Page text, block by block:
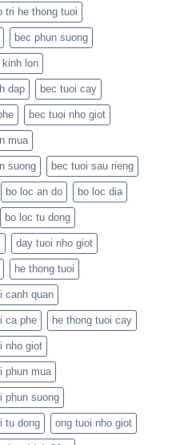
tri he thong tuoi
bec phun suong
lon
dap bec tuoi cay
bec tuoi nho giot
mua
suong bec tuoi sau rieng
bo loc an do bo loc dia
bo loc tu dong
day tuoi nho giot
he thong tuoi
canh quan
ca phe he thong tuoi cay
nho giot
phun mua
phun suong
tu dong ong tuoi nho giot